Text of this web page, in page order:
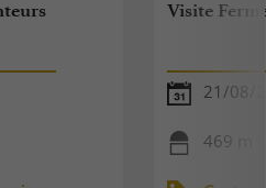
Visite
21/08/
469 m -